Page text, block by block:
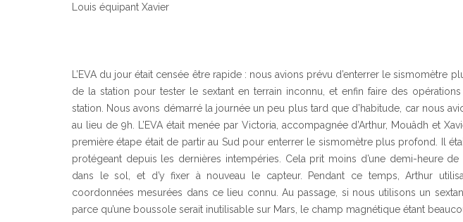
Louis équipant Xavier
L’EVA du jour était censée être rapide : nous avions prévu d’enterrer le sismomètre
de la station pour tester le sextant en terrain inconnu, et enfin faire des
station. Nous avons démarré la journée un peu plus tard que d’habitude, car nous
au lieu de 9h. L’EVA était menée par Victoria, accompagnée d’Arthur, Mouâdh et
première étape était de partir au Sud pour enterrer le sismomètre plus profond. Il
protégeant depuis les dernières intempéries. Cela prit moins d’une demi-heure
dans le sol, et d’y fixer à nouveau le capteur. Pendant ce temps, Arthur
coordonnées mesurées dans ce lieu connu. Au passage, si nous utilisons un
parce qu’une boussole serait inutilisable sur Mars, le champ magnétique étant